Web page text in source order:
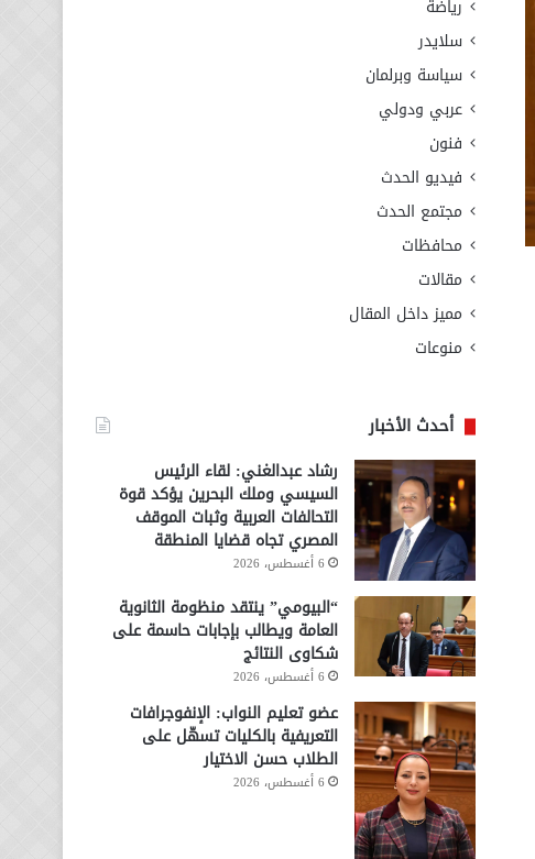
رياضة
سلايدر
سياسة وبرلمان
عربي ودولي
فنون
فيديو الحدث
مجتمع الحدث
محافظات
مقالات
مميز داخل المقال
منوعات
أحدث الأخبار
رشاد عبدالغني: لقاء الرئيس
السيسي وملك البحرين يؤكد قوة
التحالفات العربية وثبات الموقف
المصري تجاه قضايا المنطقة
6 أغسطس، 2026
“البيومي” ينتقد منظومة الثانوية
العامة ويطالب بإجابات حاسمة على
شكاوى النتائج
6 أغسطس، 2026
عضو تعليم النواب: الإنفوجرافات
التعريفية بالكليات تسهّل على
الطلاب حسن الاختيار
6 أغسطس، 2026